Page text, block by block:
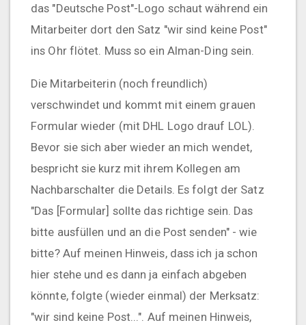
das "Deutsche Post"-Logo schaut während ein
Mitarbeiter dort den Satz "wir sind keine Post"
ins Ohr flötet. Muss so ein Alman-Ding sein.
Die Mitarbeiterin (noch freundlich)
verschwindet und kommt mit einem grauen
Formular wieder (mit DHL Logo drauf LOL).
Bevor sie sich aber wieder an mich wendet,
bespricht sie kurz mit ihrem Kollegen am
Nachbarschalter die Details. Es folgt der Satz
"Das [Formular] sollte das richtige sein. Das
bitte ausfüllen und an die Post senden" - wie
bitte? Auf meinen Hinweis, dass ich ja schon
hier stehe und es dann ja einfach abgeben
könnte, folgte (wieder einmal) der Merksatz:
"wir sind keine Post...". Auf meinen Hinweis,